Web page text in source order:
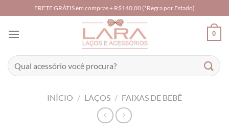
to
content
FRETE GRÁTIS em compras + R$140,00 (*Regra por Estado)
0
Pesquisar
por:
INÍCIO / LAÇOS / FAIXAS DE BEBÊ